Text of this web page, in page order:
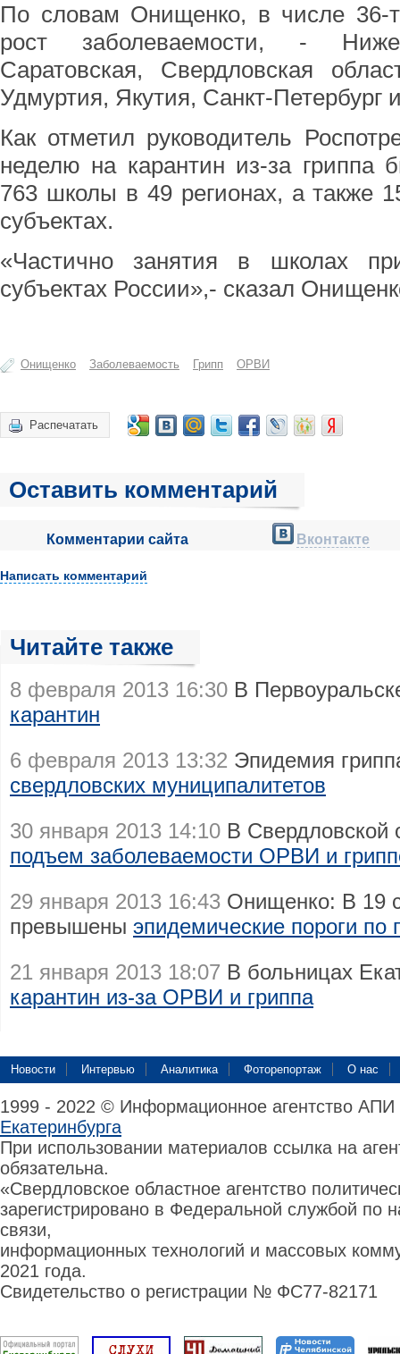
По словам Онищенко, в числе 36-
рост заболеваемости, -
Саратовская, Свердловская
Удмуртия, Якутия, Санкт-Петербург
Как отметил руководитель
неделю на карантин из-за гриппа
763 школы в 49 регионах, а также
субъектах.
«Частично занятия в школах
субъектах России»,- сказал
Онищенко Заболеваемость Грипп ОРВИ
Распечатать
Оставить комментарий
Комментарии сайта Вконтакте
Написать комментарий
Читайте также
8 февраля 2013 16:30 В
карантин
6 февраля 2013 13:32 Эпидемия
свердловских муниципалитетов
30 января 2013 14:10 В Свердловской
подъем заболеваемости ОРВИ и
29 января 2013 16:43 Онищенко: В 19
превышены эпидемические пороги
21 января 2013 18:07 В больницах
карантин из-за ОРВИ и гриппа
Новости Интервью Аналитика Фоторепортаж О нас
1999 - 2022 © Информационное агентство
Екатеринбурга
При использовании материалов ссылка на
обязательна.
«Свердловское областное агентство
зарегистрировано в Федеральной службой по
связи,
информационных технологий и массовых
2021 года.
Свидетельство о регистрации № ФС77-82171